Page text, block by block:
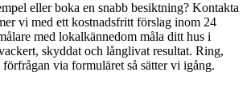
eller boka en snabb besiktning? Kontakta
vi med ett kostnadsfritt förslag inom 24
med lokalkännedom måla ditt hus i
skyddat och långlivat resultat. Ring,
via formuläret så sätter vi igång.